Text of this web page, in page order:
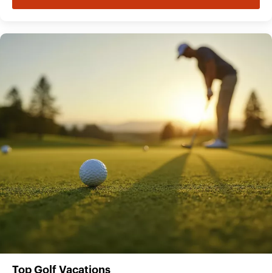
Top Golf Vacations